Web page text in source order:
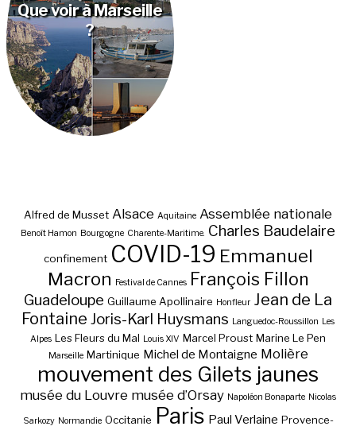
Que voir à Marseille
?
Alfred de Musset Alsace Aquitaine Assemblée nationale
Benoît Hamon Bourgogne Charente-Maritime. Charles Baudelaire
confinement COVID-19 Emmanuel
Macron Festival de Cannes François Fillon
Guadeloupe Guillaume Apollinaire Honfleur Jean de La
Fontaine Joris-Karl Huysmans Languedoc-Roussillon Les
Alpes Les Fleurs du Mal Louis XIV Marcel Proust Marine Le Pen
Marseille Martinique Michel de Montaigne Molière
mouvement des Gilets jaunes
musée du Louvre musée d’Orsay Napoléon Bonaparte Nicolas
Sarkozy Normandie Occitanie Paris Paul Verlaine Provence-